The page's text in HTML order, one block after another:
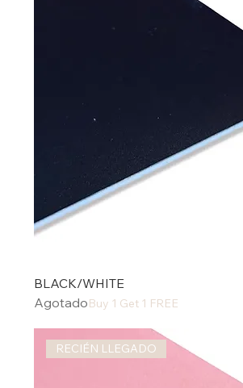
BLACK/WHITE
AgotadoBuy 1 Get 1 FREE
RECIÉN LLEGADO